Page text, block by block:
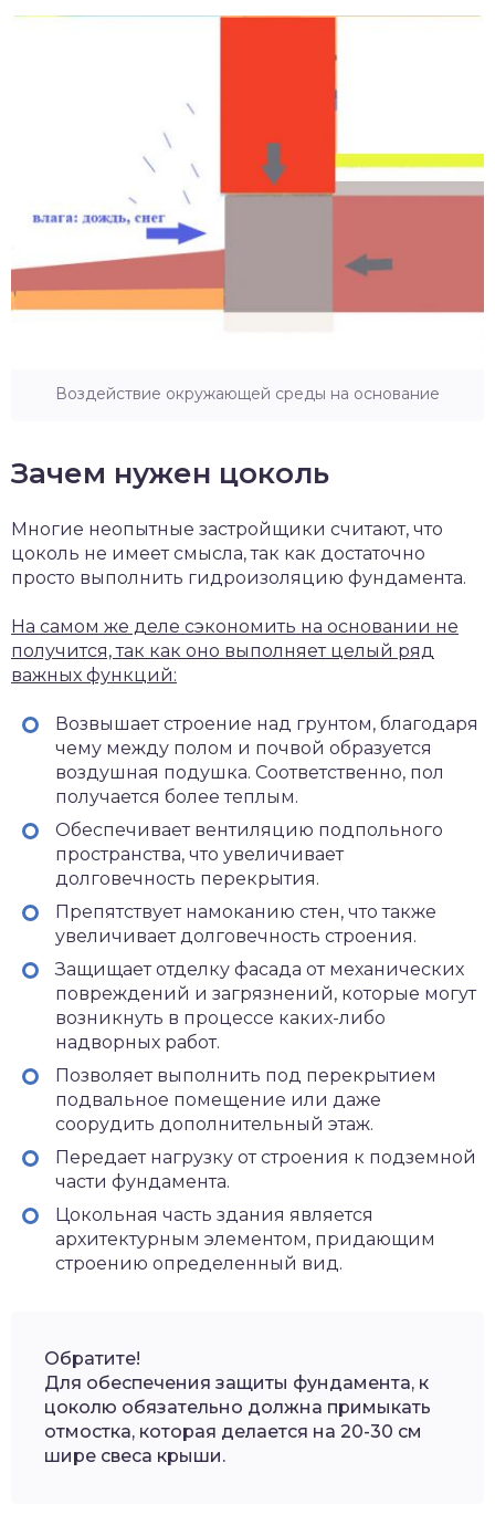
Воздействие окружающей среды на основание
Зачем нужен цоколь
Многие неопытные застройщики считают, что
цоколь не имеет смысла, так как достаточно
просто выполнить гидроизоляцию фундамента.
На самом же деле сэкономить на основании не
получится, так как оно выполняет целый ряд
важных функций:
Возвышает строение над грунтом, благодаря
чему между полом и почвой образуется
воздушная подушка. Соответственно, пол
получается более теплым.
Обеспечивает вентиляцию подпольного
пространства, что увеличивает
долговечность перекрытия.
Препятствует намоканию стен, что также
увеличивает долговечность строения.
Защищает отделку фасада от механических
повреждений и загрязнений, которые могут
возникнуть в процессе каких-либо
надворных работ.
Позволяет выполнить под перекрытием
подвальное помещение или даже
соорудить дополнительный этаж.
Передает нагрузку от строения к подземной
части фундамента.
Цокольная часть здания является
архитектурным элементом, придающим
строению определенный вид.
Обратите!
Для обеспечения защиты фундамента, к
цоколю обязательно должна примыкать
отмостка, которая делается на 20-30 см
шире свеса крыши.